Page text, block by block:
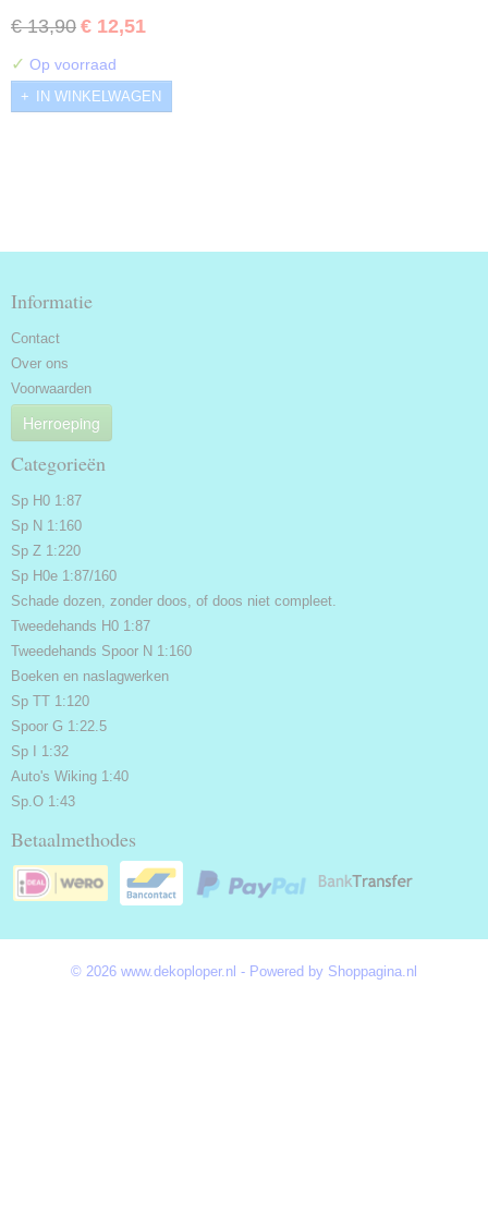
€ 13,90 € 12,51
✓ Op voorraad
IN WINKELWAGEN
Informatie
Contact
Over ons
Voorwaarden
Herroeping
Categorieën
Sp H0 1:87
Sp N 1:160
Sp Z 1:220
Sp H0e 1:87/160
Schade dozen, zonder doos, of doos niet compleet.
Tweedehands H0 1:87
Tweedehands Spoor N 1:160
Boeken en naslagwerken
Sp TT 1:120
Spoor G 1:22.5
Sp I 1:32
Auto's Wiking 1:40
Sp.O 1:43
Betaalmethodes
© 2026 www.dekoploper.nl - Powered by Shoppagina.nl